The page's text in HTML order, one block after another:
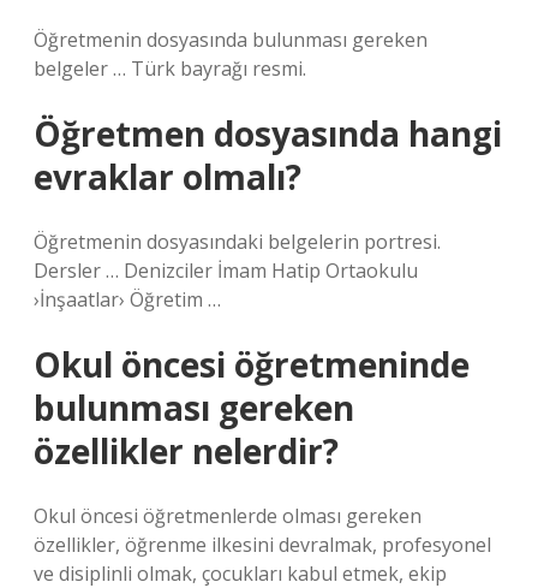
Öğretmenin dosyasında bulunması gereken
belgeler … Türk bayrağı resmi.
Öğretmen dosyasında hangi
evraklar olmalı?
Öğretmenin dosyasındaki belgelerin portresi.
Dersler … Denizciler İmam Hatip Ortaokulu
›İnşaatlar› Öğretim …
Okul öncesi öğretmeninde
bulunması gereken
özellikler nelerdir?
Okul öncesi öğretmenlerde olması gereken
özellikler, öğrenme ilkesini devralmak, profesyonel
ve disiplinli olmak, çocukları kabul etmek, ekip